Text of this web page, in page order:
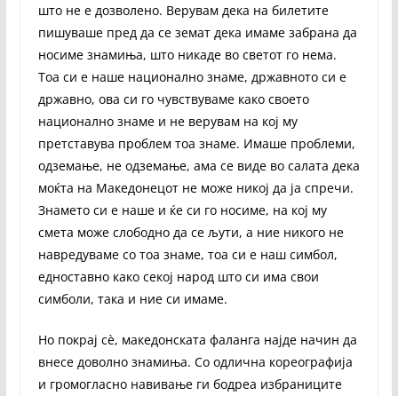
што не е дозволено. Верувам дека на билетите
пишуваше пред да се земат дека имаме забрана да
носиме знамиња, што никаде во светот го нема.
Тоа си е наше национално знаме, државното си е
државно, ова си го чувствуваме како своето
национално знаме и не верувам на кој му
претставува проблем тоа знаме. Имаше проблеми,
одземање, не одземање, ама се виде во салата дека
моќта на Македонецот не може никој да ја спречи.
Знамето си е наше и ќе си го носиме, на кој му
смета може слободно да се љути, а ние никого не
навредуваме со тоа знаме, тоа си е наш симбол,
едноставно како секој народ што си има свои
симболи, така и ние си имаме.
Но покрај сè, македонската фаланга најде начин да
внесе доволно знамиња. Со одлична кореографија
и громогласно навивање ги бодреа избраниците